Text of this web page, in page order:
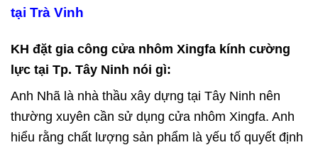
tại Trà Vinh
KH đặt gia công cửa nhôm Xingfa kính cường
lực tại Tp. Tây Ninh nói gì:
Anh Nhã là nhà thầu xây dựng tại Tây Ninh nên
thường xuyên cần sử dụng cửa nhôm Xingfa. Anh
hiểu rằng chất lượng sản phẩm là yếu tố quyết định